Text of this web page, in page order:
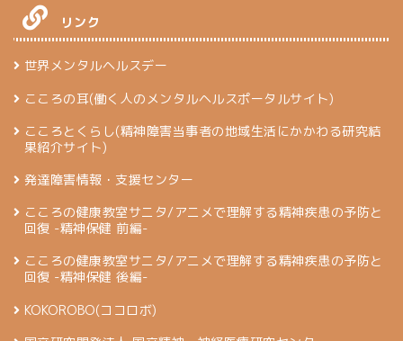
リンク
世界メンタルヘルスデー
こころの耳(働く人のメンタルヘルスポータルサイト)
こころとくらし(精神障害当事者の地域生活にかかわる研究結
果紹介サイト)
発達障害情報・支援センター
こころの健康教室サニタ/アニメで理解する精神疾患の予防と
回復 -精神保健 前編-
こころの健康教室サニタ/アニメで理解する精神疾患の予防と
回復 -精神保健 後編-
KOKOROBO(ココロボ)